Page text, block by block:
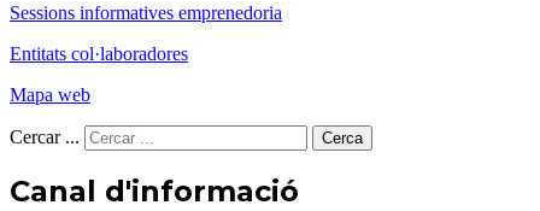
Sessions informatives emprenedoria
Entitats col·laboradores
Mapa web
Cercar ... Cerca
Canal d'informació